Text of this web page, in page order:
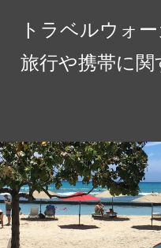
ス
キ
ッ
プ
トラベルウォ
旅行や携帯に関